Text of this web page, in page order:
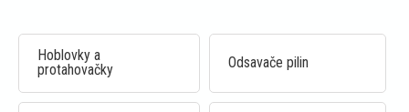
Hoblovky a
protahovačky
Odsavače pilin